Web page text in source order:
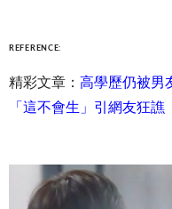
REFERENCE:
精彩文章： 高學歷仍被男
「這不會生」引網友狂譙